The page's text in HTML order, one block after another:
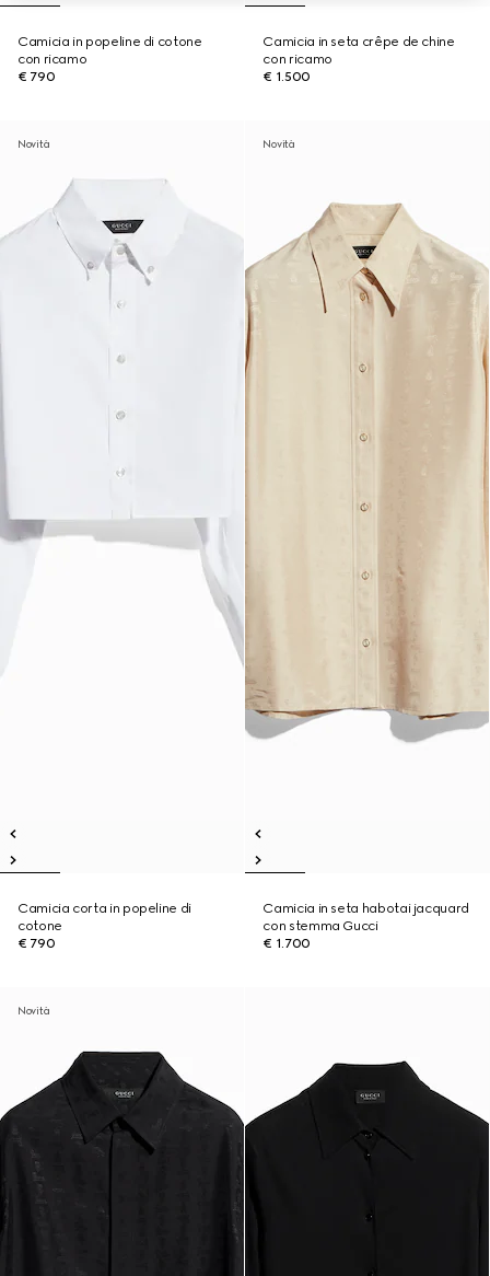
Camicia in popeline di cotone
con ricamo
€ 790
Camicia in seta crêpe de chine
con ricamo
€ 1.500
Novità
Camicia corta in popeline di
cotone
€ 790
Novità
Camicia in seta habotai jacquard
con stemma Gucci
€ 1.700
Novità